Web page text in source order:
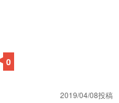
0
2019/04/08投稿